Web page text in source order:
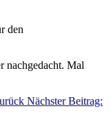
den
nachgedacht. Mal
Nächster Beitrag: